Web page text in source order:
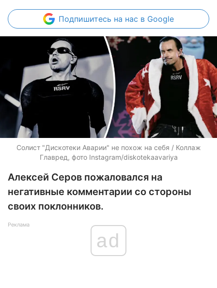
Подпишитесь на нас в Google
Солист "Дискотеки Аварии" не похож на себя / Коллаж
Главред, фото Instagram/diskotekaavariya
Алексей Серов пожаловался на
негативные комментарии со стороны
своих поклонников.
Реклама
ad